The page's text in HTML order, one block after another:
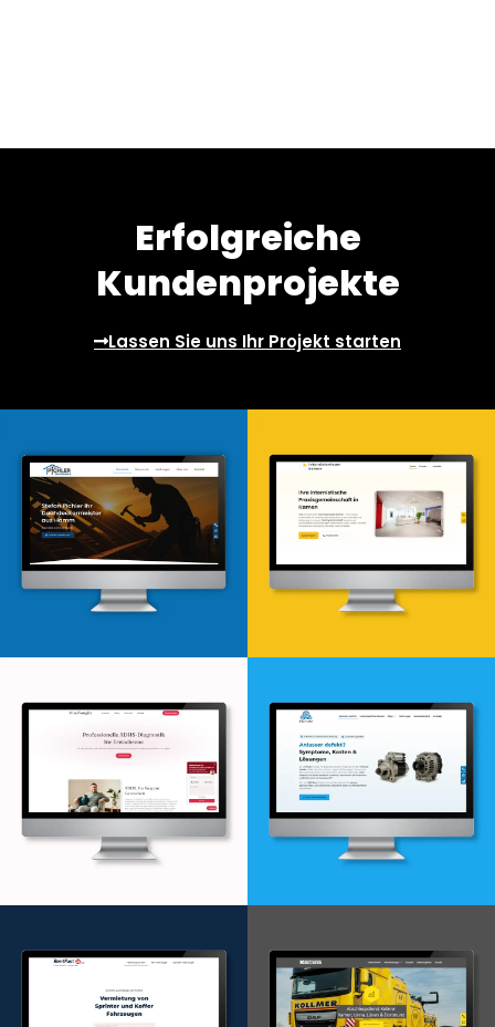
Erfolgreiche
Kundenprojekte
Lassen Sie uns Ihr Projekt starten
Webdesign & -entwicklung Webdesign & -entwicklung
Webdesign & -entwicklung Webdesign & -entwicklung